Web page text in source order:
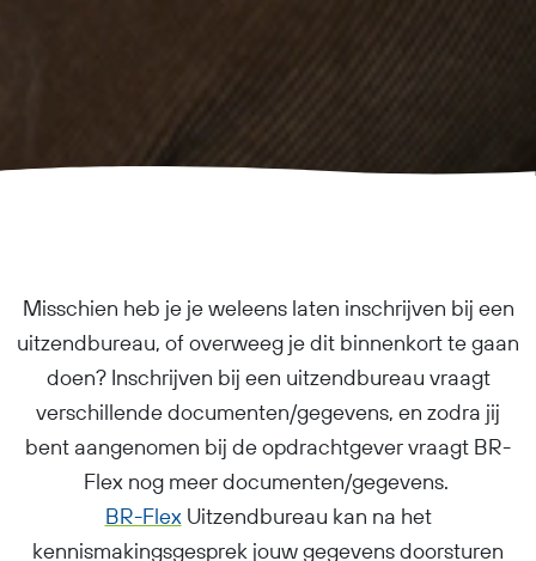
Misschien heb je je weleens laten inschrijven bij een
uitzendbureau, of overweeg je dit binnenkort te gaan
doen? Inschrijven bij een uitzendbureau vraagt
verschillende documenten/gegevens, en zodra jij
bent aangenomen bij de opdrachtgever vraagt BR-
Flex nog meer documenten/gegevens.
BR-FlexUitzendbureau kan na het
kennismakingsgesprek jouw gegevens doorsturen